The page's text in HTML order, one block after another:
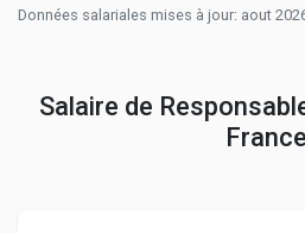
Données salariales mises à jour: aout
Salaire de
France